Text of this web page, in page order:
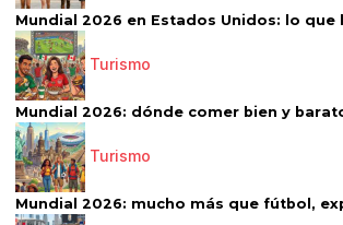
Mundial 2026 en Estados Unidos: lo que
Turismo
Mundial 2026: dónde comer bien y
Turismo
Mundial 2026: mucho más que fútbol,